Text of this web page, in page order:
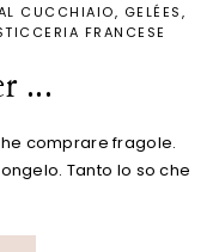
CUCCHIAIO
GELÉES
FRANCESE
...
comprare fragole.
Tanto lo so che